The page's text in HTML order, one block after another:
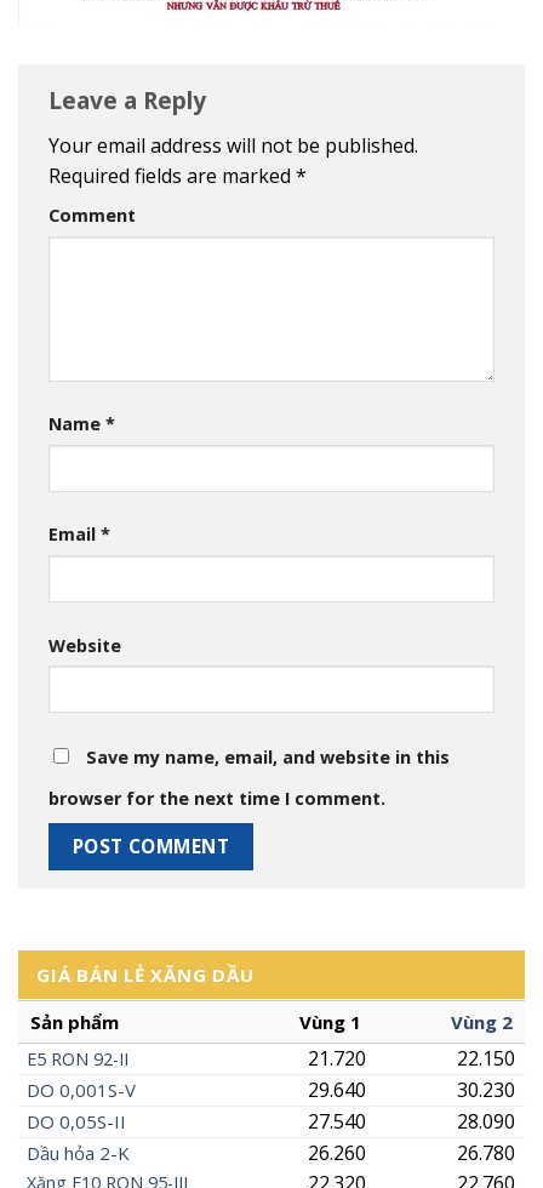
GIÁ BÁN LẺ XĂNG DẦU
Sản phẩm
Vùng 1 Vùng 2
E5 RON 92-II 22.150
21.720
DO 0,001S-V 30.230
29.640
DO 0,05S-II 28.090
27.540
Dầu hỏa 2-K 26.780
26.260
Xăng E10 RON 95-III
Leave a Reply
Your email address will not be published.
Required fields are marked *
Comment
Name *
Email *
Website
Save my name, email, and website in this
browser for the next time I comment.